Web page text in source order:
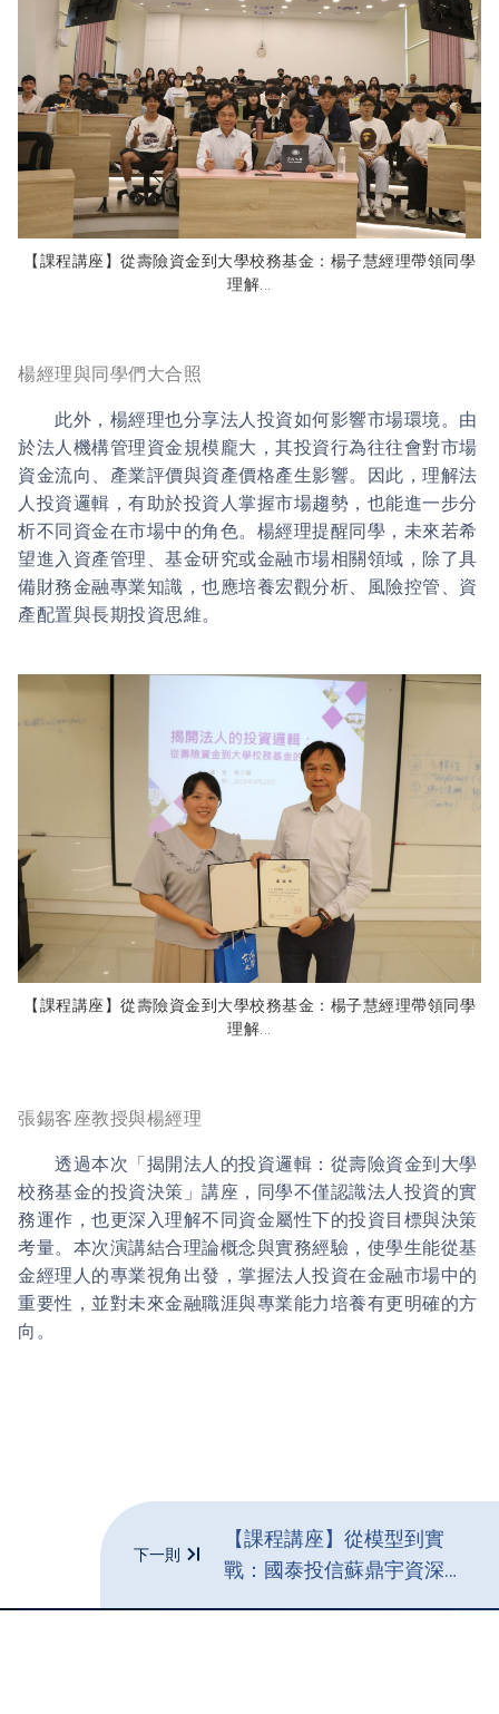
【課程講座】從壽險資金到大學校務基金：楊子慧經理帶領同學
理解...
楊經理與同學們大合照
此外，楊經理也分享法人投資如何影響市場環境。由
於法人機構管理資金規模龐大，其投資行為往往會對市場
資金流向、產業評價與資產價格產生影響。因此，理解法
人投資邏輯，有助於投資人掌握市場趨勢，也能進一步分
析不同資金在市場中的角色。楊經理提醒同學，未來若希
望進入資產管理、基金研究或金融市場相關領域，除了具
備財務金融專業知識，也應培養宏觀分析、風險控管、資
產配置與長期投資思維。
【課程講座】從壽險資金到大學校務基金：楊子慧經理帶領同學
理解...
張錫客座教授與楊經理
透過本次「揭開法人的投資邏輯：從壽險資金到大學
校務基金的投資決策」講座，同學不僅認識法人投資的實
務運作，也更深入理解不同資金屬性下的投資目標與決策
考量。本次演講結合理論概念與實務經驗，使學生能從基
金經理人的專業視角出發，掌握法人投資在金融市場中的
重要性，並對未來金融職涯與專業能力培養有更明確的方
向。
下一則
【課程講座】從模型到實
戰：國泰投信蘇鼎宇資深基